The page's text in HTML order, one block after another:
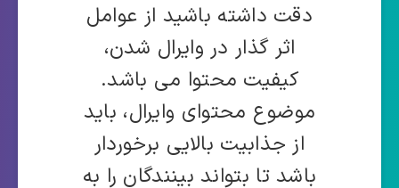
دقت داشته باشید از عوامل
اثر گذار در وایرال شدن،
کیفیت محتوا می باشد.
موضوع محتوای وایرال، باید
از جذابیت بالایی برخوردار
باشد تا بتواند بینندگان را به